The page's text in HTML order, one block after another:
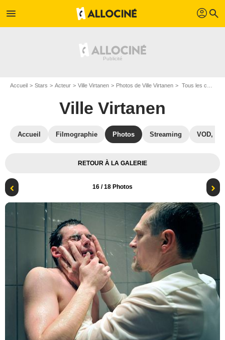
menu profil search
Accueil Stars Acteur Ville Virtanen Photos de Ville Virtanen Tous les chats sont gris : Photo Ville Virtanen, Aleksi Salmenperä
Ville Virtanen
Accueil Filmographie Photos Streaming VOD,
RETOUR À LA GALERIE
16 / 18 Photos